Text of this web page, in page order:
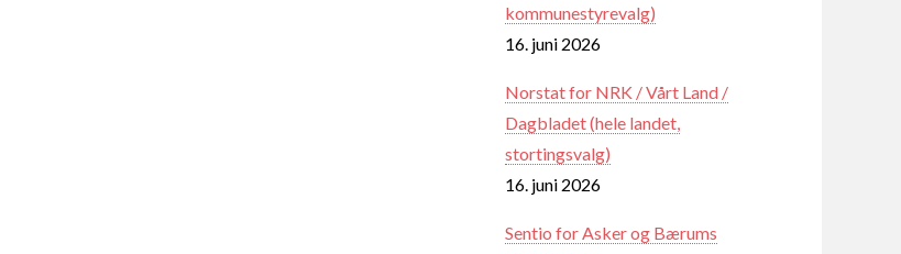
kommunestyrevalg)
16. juni 2026
Norstat for NRK / Vårt Land /
Dagbladet (hele landet,
stortingsvalg)
16. juni 2026
Sentio for Asker og Bærums